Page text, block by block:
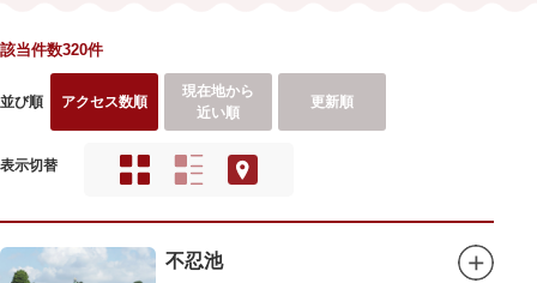
該当件数320件
並び順 アクセス数順
現在地から
近い順
更新順
表示切替
不忍池